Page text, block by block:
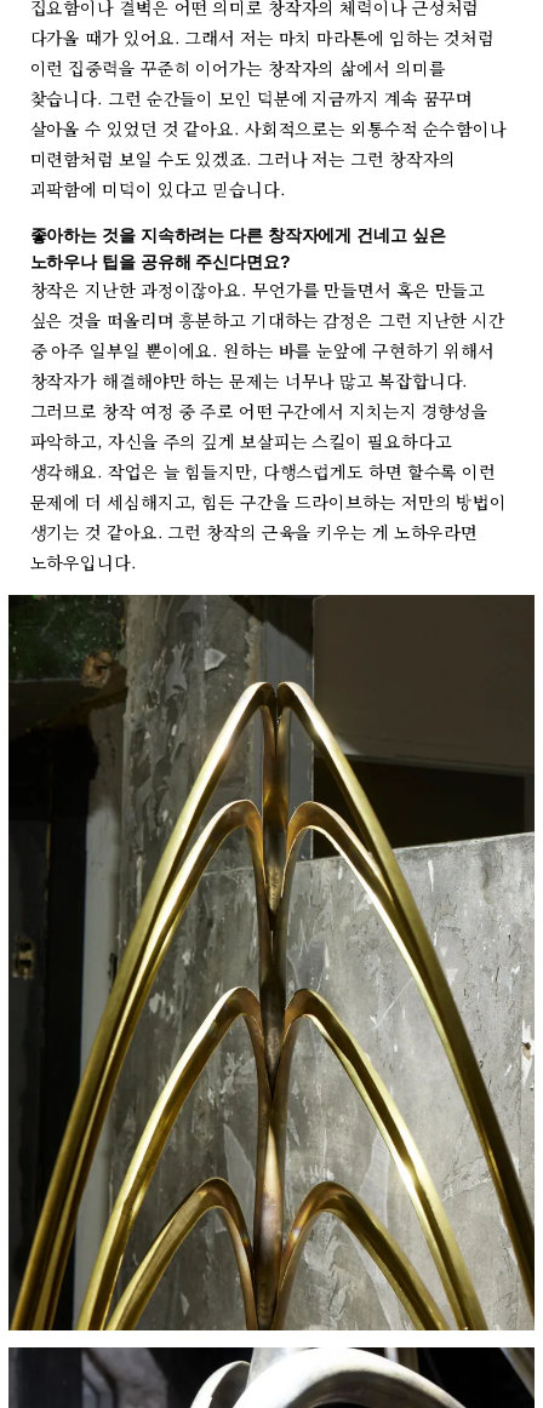
집요함이나 결벽은 어떤 의미로 창작자의 체력이나 근성처럼
다가올 때가 있어요. 그래서 저는 마치 마라톤에 임하는 것처럼
이런 집중력을 꾸준히 이어가는 창작자의 삶에서 의미를
찾습니다. 그런 순간들이 모인 덕분에 지금까지 계속 꿈꾸며
살아올 수 있었던 것 같아요. 사회적으로는 외통수적 순수함이나
미련함처럼 보일 수도 있겠죠. 그러나 저는 그런 창작자의
괴팍함에 미덕이 있다고 믿습니다.
좋아하는 것을 지속하려는 다른 창작자에게 건네고 싶은
노하우나 팁을 공유해 주신다면요?
창작은 지난한 과정이잖아요. 무언가를 만들면서 혹은 만들고
싶은 것을 떠올리며 흥분하고 기대하는 감정은 그런 지난한 시간
중 아주 일부일 뿐이에요. 원하는 바를 눈앞에 구현하기 위해서
창작자가 해결해야만 하는 문제는 너무나 많고 복잡합니다.
그러므로 창작 여정 중 주로 어떤 구간에서 지치는지 경향성을
파악하고, 자신을 주의 깊게 보살피는 스킬이 필요하다고
생각해요. 작업은 늘 힘들지만, 다행스럽게도 하면 할수록 이런
문제에 더 세심해지고, 힘든 구간을 드라이브하는 저만의 방법이
생기는 것 같아요. 그런 창작의 근육을 키우는 게 노하우라면
노하우입니다.